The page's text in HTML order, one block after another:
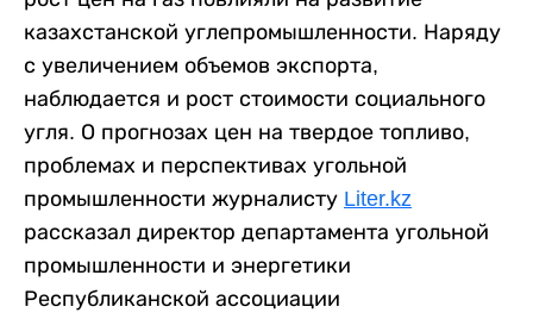
казахстанской углепромышленности. Наряду
с увеличением объемов экспорта,
наблюдается и рост стоимости социального
угля. О прогнозах цен на твердое топливо,
проблемах и перспективах угольной
промышленности журналисту Liter.kz
рассказал директор департамента угольной
промышленности и энергетики
Республиканской ассоциации